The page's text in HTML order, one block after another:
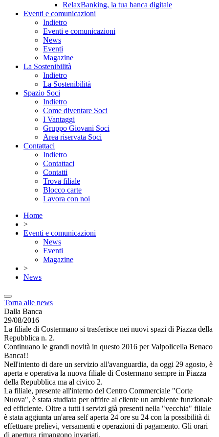
RelaxBanking, la tua banca digitale
Eventi e comunicazioni
Indietro
Eventi e comunicazioni
News
Eventi
Magazine
La Sostenibilità
Indietro
La Sostenibilità
Spazio Soci
Indietro
Come diventare Soci
I Vantaggi
Gruppo Giovani Soci
Area riservata Soci
Contattaci
Indietro
Contattaci
Contatti
Trova filiale
Blocco carte
Lavora con noi
Home
>
Eventi e comunicazioni
News
Eventi
Magazine
>
News
Torna alle news
Dalla Banca
29/08/2016
La filiale di Costermano si trasferisce nei nuovi spazi di Piazza della
Repubblica n. 2.
Continuano le grandi novità in questo 2016 per Valpolicella Benaco
Banca!!
Nell'intento di dare un servizio all'avanguardia, da oggi 29 agosto, è
aperta e operativa la nuova filiale di Costermano sempre in Piazza
della Repubblica ma al civico 2.
La filiale, presente all'interno del Centro Commerciale "Corte
Nuova", è stata studiata per offrire al cliente un ambiente funzionale
ed efficiente. Oltre a tutti i servizi già presenti nella "vecchia" filiale
è stata aggiunta un'area self aperta 24 ore su 24 con la possibilità di
effettuare prelievi, versamenti e operazioni di pagamento. Gli orari
di apertura rimangono invariati.